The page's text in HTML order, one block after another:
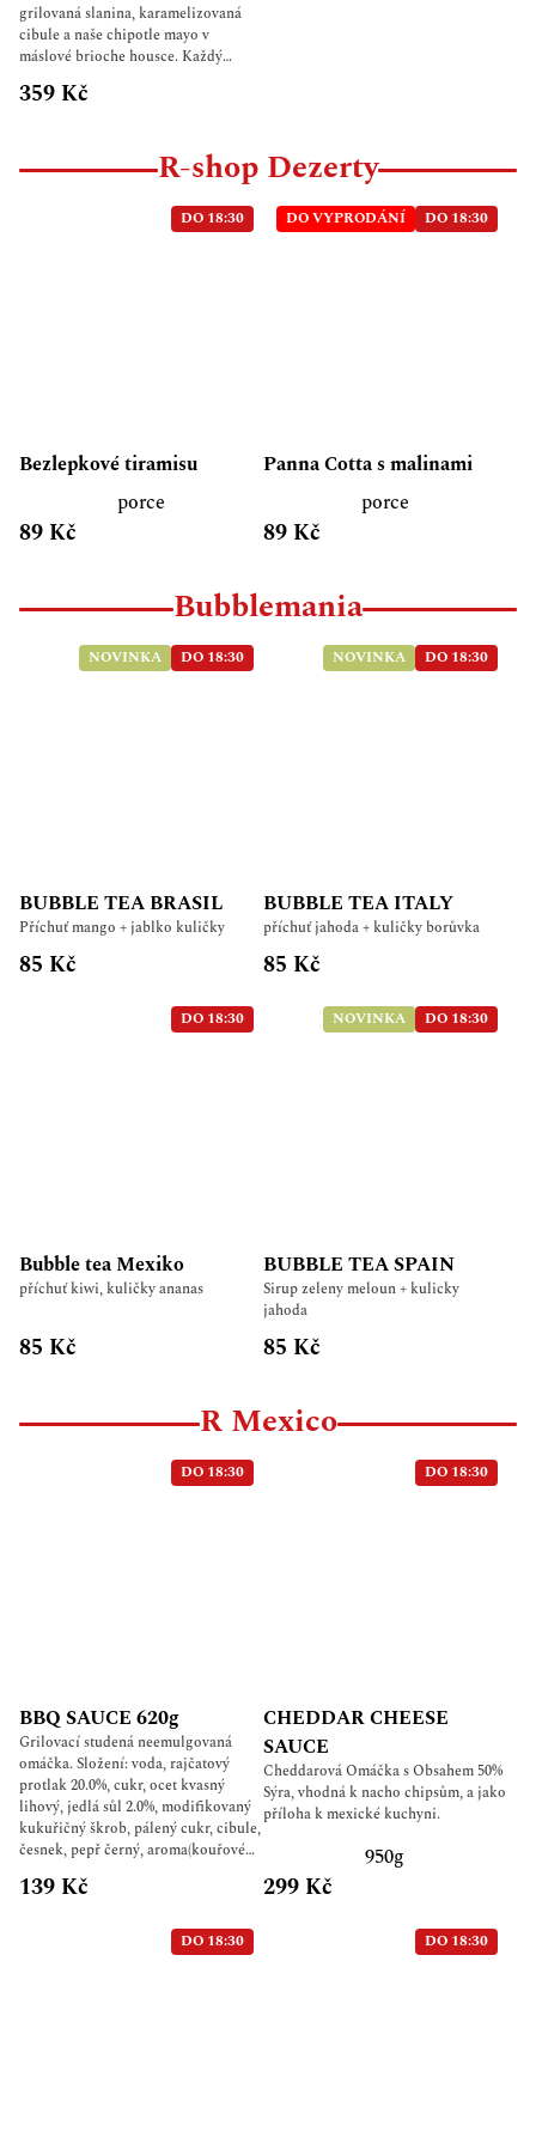
grilovaná slanina, karamelizovaná
cibule a naše chipotle mayo v
máslové brioche housce. Každý
burger připravujeme čerstvě na
rozpáleném grilu, aby maso mělo
dostaneš julienne hranolky zdarma.
359 Kč
R-shop Dezerty
DO 18:30
Bezlepkové tiramisu
porce
89 Kč
DO VYPRODÁNÍ DO 18:30
Panna Cotta s malinami
porce
89 Kč
Bubblemania
NOVINKA DO 18:30
BUBBLE TEA BRASIL
Příchuť mango + jablko kuličky
85 Kč
NOVINKA DO 18:30
BUBBLE TEA ITALY
příchuť jahoda + kuličky borůvka
85 Kč
DO 18:30
Bubble tea Mexiko
příchuť kiwi, kuličky ananas
85 Kč
NOVINKA DO 18:30
BUBBLE TEA SPAIN
Sirup zeleny meloun + kulicky
jahoda
85 Kč
R Mexico
DO 18:30
BBQ SAUCE 620g
Grilovací studená neemulgovaná
omáčka. Složení: voda, rajčatový
protlak 20.0%, cukr, ocet kvasný
lihový, jedlá sůl 2.0%, modifikovaný
kukuřičný škrob, pálený cukr, cibule,
česnek, pepř černý, aroma(kouřové
139 Kč
DO 18:30
CHEDDAR CHEESE
SAUCE
Cheddarová Omáčka s Obsahem 50%
Sýra, vhodná k nacho chipsům, a jako
příloha k mexické kuchyni.
950g
299 Kč
DO 18:30 DO 18:30